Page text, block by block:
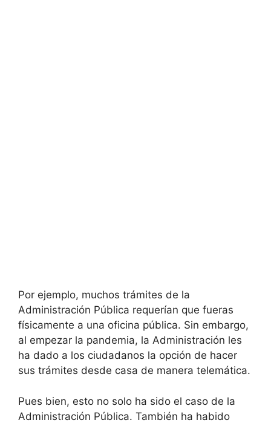
Por ejemplo, muchos trámites de la
Administración Pública requerían que fueras
físicamente a una oficina pública. Sin embargo,
al empezar la pandemia, la Administración les
ha dado a los ciudadanos la opción de hacer
sus trámites desde casa de manera telemática.
Pues bien, esto no solo ha sido el caso de la
Administración Pública. También ha habido